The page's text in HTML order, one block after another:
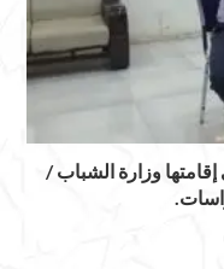
وزارة الشباب /